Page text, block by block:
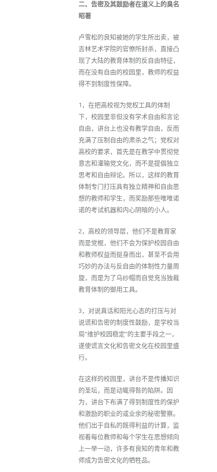
二、告密及其鼓励者在道义上的臭名
昭著
卢雪松的良知被她的学生所出卖，被
吉林艺术学院的官僚所封杀，直接凸
现了大陆的教育体制的反自由特征，
而在没有自由的校园里，教师的权益
得不到制度性保障。
1，在把高校视为党权工具的体制
下，校园里非但没有学术自由和言论
自由，讲台上也没有教学自由，反而
充满了压制自由的肃杀之气；党权对
高校的要求，首先是在教学中贯彻党
意志和灌输党文化，而不是提倡独立
思考和自由辩论。所以，这样的教育
体制专门打压具有独立精神和自由思
想的教师和学生，而奖励那些唯唯诺
诺的考试机器和内心阴暗的小人。
2，高校的领导层，他们不是教育家
而是党棍，他们不会为保护校园自由
和教师权益而挺身而出，甚至不会用
巧妙的办法与反自由的体制性力量周
旋，而是为了乌纱帽而自觉充当独裁
教育体制的御用工具。
3，对说真话和阳光心态的打压与对
说谎和告密的制度性鼓励，是学校当
局“维护校园稳定”的主要手段之一，
遂使谎言文化和告密文化在校园里盛
行。
在这样的校园里，讲台不是传播知识
的圣坛，而是动辄得咎的陷阱。因
为，讲台下布满了得到制度性的保护
和激励的职业的或业余的秘密警察。
他们出于自私的既得利益的计算，监
视着每位教师和每个学生在思想倾向
上一举一动，许多有良知的青年和教
师成为告密文化的牺牲品。